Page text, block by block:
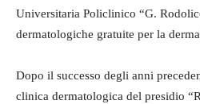
Universitaria Policlinico “G.
dermatologiche gratuite per la
Dopo il successo degli anni
clinica dermatologica del presidio